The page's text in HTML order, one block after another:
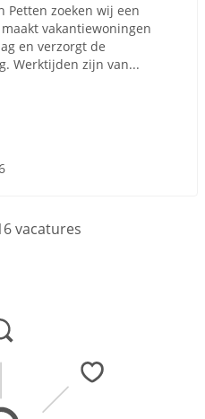
Petten zoeken wij een
vakantiewoningen
en verzorgt de
Werktijden zijn van...
vacatures